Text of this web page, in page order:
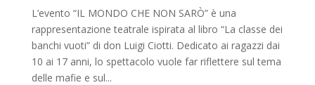
L’evento “IL MONDO CHE NON SARÒ” è una
rappresentazione teatrale ispirata al libro “La classe dei
banchi vuoti” di don Luigi Ciotti. Dedicato ai ragazzi dai
10 ai 17 anni, lo spettacolo vuole far riflettere sul tema
delle mafie e sul...